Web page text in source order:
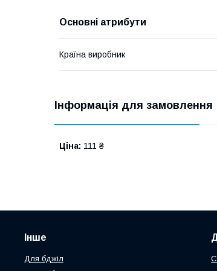
Основні атрибути
Країна виробник
Інформація для замовлення
Ціна: 111 ₴
Інше
Для бджіл